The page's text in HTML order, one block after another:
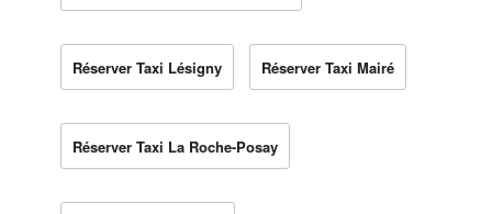
Réserver Taxi Lésigny Réserver Taxi Mairé
Réserver Taxi La Roche-Posay